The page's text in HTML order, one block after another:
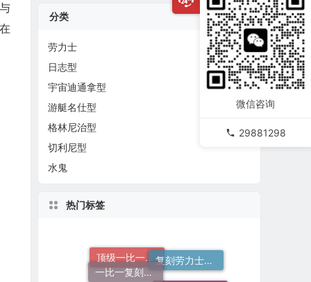
分类
劳力士
日志型
宇宙迪通拿型
游艇名仕型
格林尼治型
切利尼型
水鬼
热门标签
顶级一比一复刻劳力士手表价格 复刻劳力士一般多少钱
一比一复刻劳力士手表
哪卖的劳力士日志36高仿好
微信咨询
29881298